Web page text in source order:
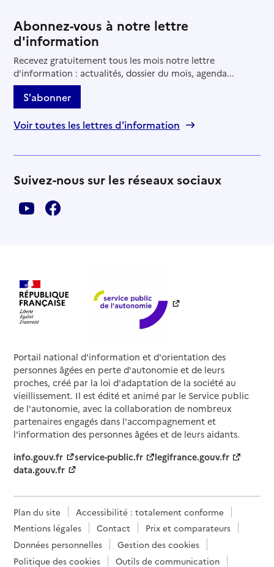
Abonnez-vous à notre lettre
d'information
Recevez gratuitement tous les mois notre lettre
d'information : actualités, dossier du mois, agenda...
S'abonner
Voir toutes les lettres d'information
Suivez-nous sur les réseaux sociaux
Portail national d'information et d'orientation des
personnes âgées en perte d'autonomie et de leurs
proches, créé par la loi d'adaptation de la société au
vieillissement. Il est édité et animé par le Service public
de l'autonomie, avec la collaboration de nombreux
partenaires engagés dans l'accompagnement et
l'information des personnes âgées et de leurs aidants.
info.gouv.fr
service-public.fr
legifrance.gouv.fr
data.gouv.fr
Plan du site
Accessibilité : totalement conforme
Mentions légales
Contact
Prix et comparateurs
Données personnelles
Gestion des cookies
Politique des cookies
Outils de communication